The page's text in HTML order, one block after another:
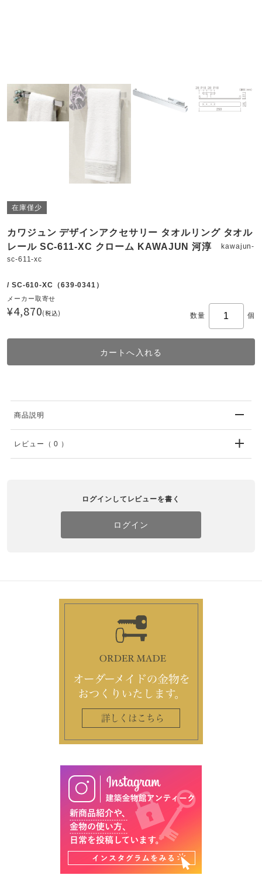
在庫僅少
カワジュン デザインアクセサリー タオルリング タオル
レール SC-611-XC クローム KAWAJUN 河淳
kawajun-
sc-611-xc
/ SC-610-XC（639-0341）
メーカー取寄せ
¥4,870(税込) 数量 個
商品説明
レビュー （ 0 ）
ログインしてレビューを書く
ログイン